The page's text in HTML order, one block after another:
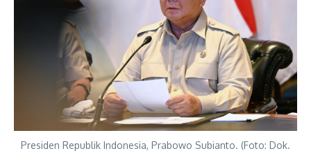
Presiden Republik Indonesia, Prabowo Subianto. (Foto: Dok.